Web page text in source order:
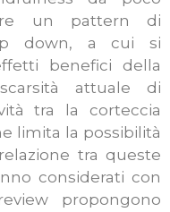
un pattern di
down, a cui si
benefici della
attuale di
tra la corteccia
limita la possibilità
tra queste
considerati con
propongono